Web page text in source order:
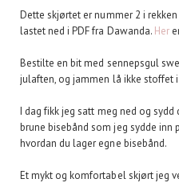
Dette skjørtet er nummer 2 i
lastet ned i PDF fra Dawanda. Her
Bestilte en bit med sennepsgul
julaften, og jammen lå ikke
I dag fikk jeg satt meg ned og
brune bisebånd som jeg sydde inn
hvordan du lager egne bisebånd.
Et mykt og komfortabel skjørt jeg